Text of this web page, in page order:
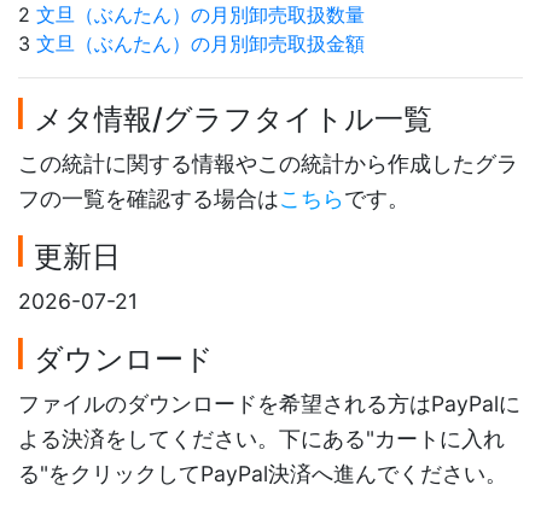
2 文旦（ぶんたん）の月別卸売取扱数量
3 文旦（ぶんたん）の月別卸売取扱金額
メタ情報/グラフタイトル一覧
この統計に関する情報やこの統計から作成したグラ
フの一覧を確認する場合はこちらです。
更新日
2026-07-21
ダウンロード
ファイルのダウンロードを希望される方はPayPalに
よる決済をしてください。下にある"カートに入れ
る"をクリックしてPayPal決済へ進んでください。